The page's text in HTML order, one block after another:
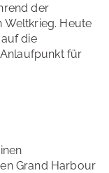
der
Weltkrieg. Heute
die
für
Grand Harbour